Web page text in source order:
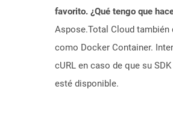
favorito. ¿Qué tengo que
Aspose.Total Cloud también
como Docker Container.
cURL en caso de que su
esté disponible.